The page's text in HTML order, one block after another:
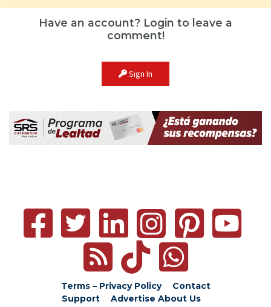
Have an account? Login to leave a
comment!
Sign In
Terms – Privacy Policy
Contact
Support
Advertise About Us